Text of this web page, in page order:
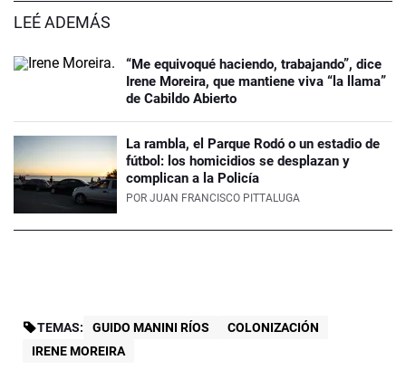
LEÉ ADEMÁS
“Me equivoqué haciendo, trabajando”, dice
Irene Moreira, que mantiene viva “la llama”
de Cabildo Abierto
La rambla, el Parque Rodó o un estadio de
fútbol: los homicidios se desplazan y
complican a la Policía
POR JUAN FRANCISCO PITTALUGA
TEMAS: GUIDO MANINI RÍOS
COLONIZACIÓN
IRENE MOREIRA